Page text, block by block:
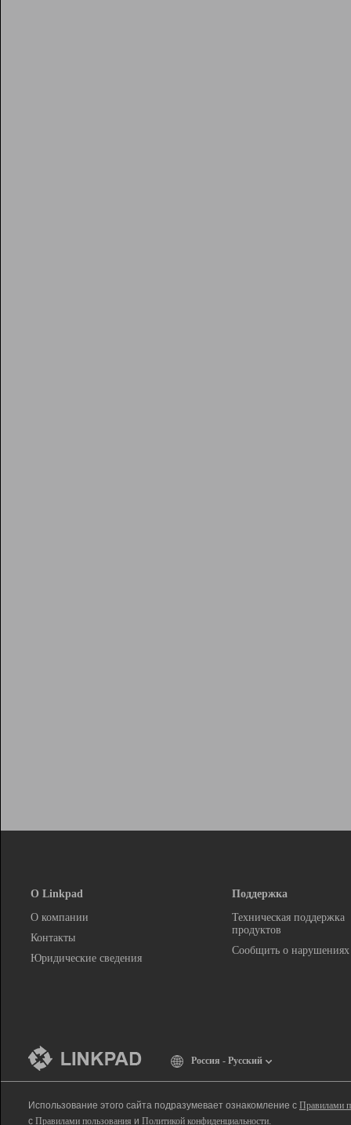
О Linkpad
О компании
Контакты
Юридические сведения
Поддержка
Техническая поддержка
продуктов
Сообщить о нарушениях
Россия - Русский
Использование этого сайта подразумевает ознакомление с Правилами
с Правилами пользования и Политикой конфиденциальности.